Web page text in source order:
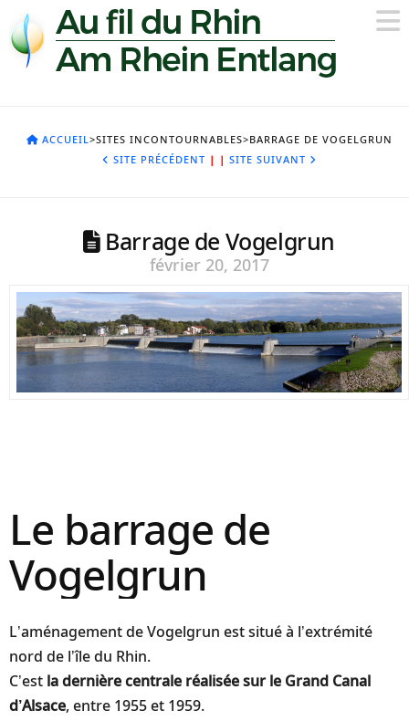
ACCUEIL>SITES INCONTOURNABLES>BARRAGE DE VOGELGRUN
SITE PRÉCÉDENT | | SITE SUIVANT
Barrage de Vogelgrun
février 20, 2017
Le barrage de
Vogelgrun
L’aménagement de Vogelgrun est situé à l’extrémité
nord de l’île du Rhin.
C’est la dernière centrale réalisée sur le Grand Canal
d’Alsace, entre 1955 et 1959.